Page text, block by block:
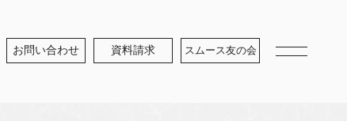
お問い合わせ 資料請求 スムース友の会